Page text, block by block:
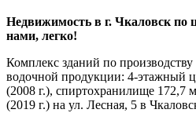
Недвижимость в г. Чкаловск
нами, легко!
Комплекс зданий по
водочной продукции: 4-этажный
(2008 г.), спиртохранилище 172,7
(2019 г.) на ул. Лесная, 5 в